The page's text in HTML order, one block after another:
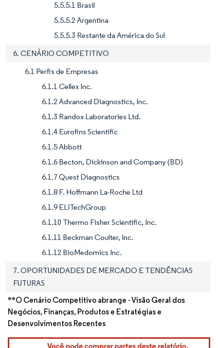
5.5.5.1 Brasil
5.5.5.2 Argentina
5.5.5.3 Restante da América do Sul
6. CENÁRIO COMPETITIVO
6.1 Perfis de Empresas
6.1.1 Cellex Inc.
6.1.2 Advanced Diagnostics, Inc.
6.1.3 Randox Laboratories Ltd.
6.1.4 Eurofins Scientific
6.1.5 Abbott
6.1.6 Becton, Dickinson and Company (BD)
6.1.7 Quest Diagnostics
6.1.8 F. Hoffmann La-Roche Ltd
6.1.9 ELITechGroup
6.1.10 Thermo Fisher Scientific, Inc.
6.1.11 Beckman Coulter, Inc.
6.1.12 BioMedomics Inc.
7. OPORTUNIDADES DE MERCADO E TENDÊNCIAS
FUTURAS
**O Cenário Competitivo abrange - Visão Geral dos
Negócios, Finanças, Produtos e Estratégias e
Desenvolvimentos Recentes